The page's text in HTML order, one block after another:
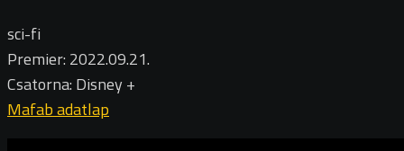
sci-fi
Premier: 2022.09.21.
Csatorna: Disney +
Mafab adatlap